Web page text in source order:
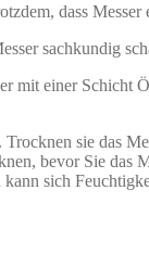
dass
sachkundig
mit einer
sie das
bevor Sie das
sich